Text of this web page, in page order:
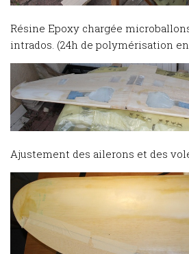
Résine Epoxy chargée
intrados. (24h de polymérisation
Ajustement des ailerons et des